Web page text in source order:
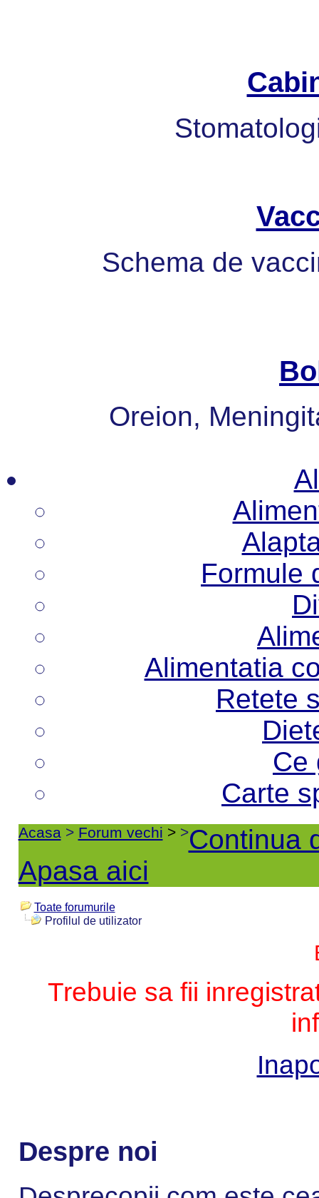
Schema de
Oreion,
Formule
Alimentatia
Retete
Ce
Carte
Acasa> Forum vechi > >Continua
Apasa aici
Toate forumurile
Profilul de utilizator
Trebuie sa fii
Despre noi